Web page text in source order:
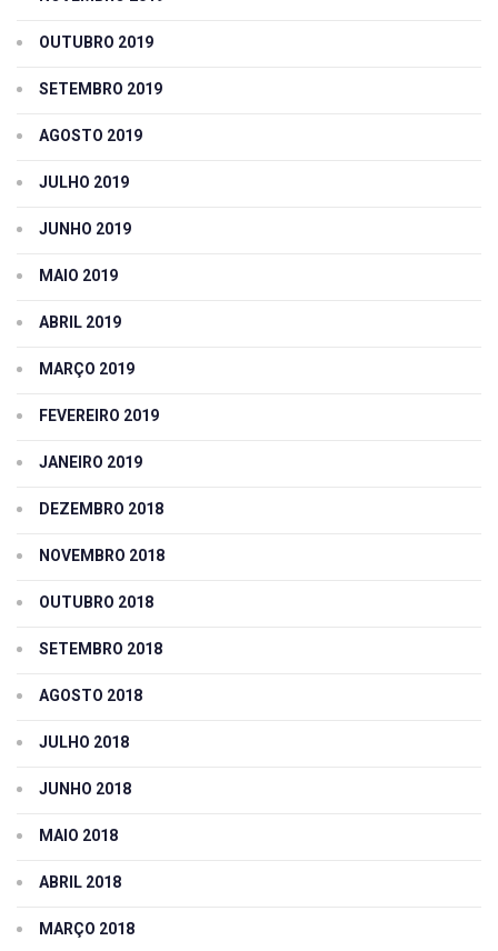
OUTUBRO 2019
SETEMBRO 2019
AGOSTO 2019
JULHO 2019
JUNHO 2019
MAIO 2019
ABRIL 2019
MARÇO 2019
FEVEREIRO 2019
JANEIRO 2019
DEZEMBRO 2018
NOVEMBRO 2018
OUTUBRO 2018
SETEMBRO 2018
AGOSTO 2018
JULHO 2018
JUNHO 2018
MAIO 2018
ABRIL 2018
MARÇO 2018